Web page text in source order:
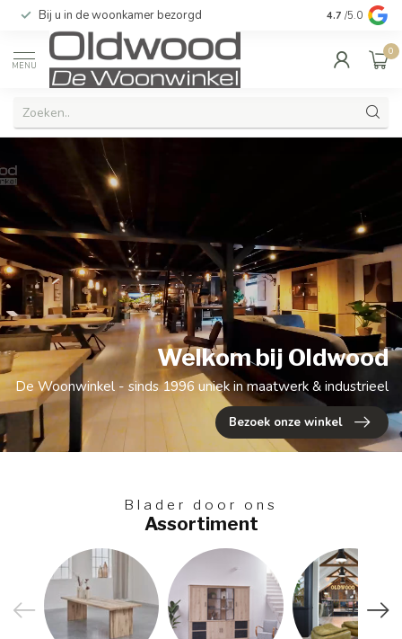
Kwaliteit & uitstekende service gegarandeerd4.7 /5.0
MENU
0
Welkom bij Oldwood
De Woonwinkel - sinds 1996 uniek in maatwerk & industrieel
Bezoek onze winkel
Blader door ons
Assortiment